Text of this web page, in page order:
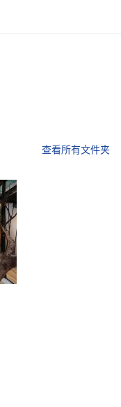
查看所有文件夹